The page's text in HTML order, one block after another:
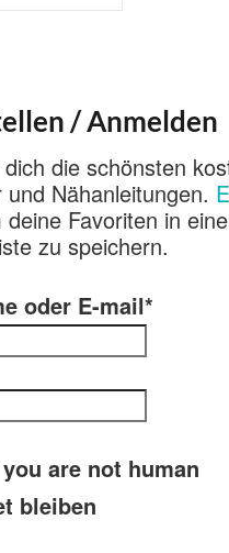
/ Anmelden
die schönsten
Nähanleitungen.
deine Favoriten in
zu speichern.
oder E-mail*
are not human
bleiben